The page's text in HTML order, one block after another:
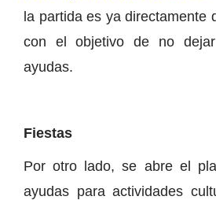
la partida es ya directamente
con el objetivo de no
ayudas.
Fiestas
Por otro lado, se abre el
ayudas para actividades